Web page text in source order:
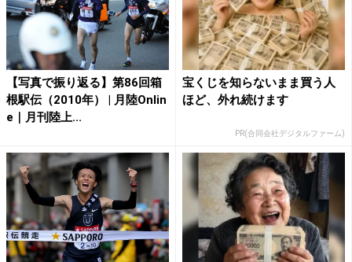
【写真で振り返る】第86回箱
根駅伝（2010年） | 月陸Onlin
e｜月刊陸上...
宝くじを知らないまま買う人
ほど、外れ続けます
PR(合同会社デジタルファーム)